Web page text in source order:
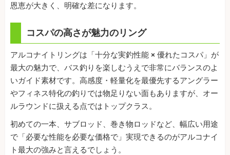
恩恵が大きく、明確な差になります。
コスパの高さが魅力のリング
アルコナイトリングは「十分な実釣性能 × 優れたコスパ」が
最大の魅力で、バス釣りを楽しむうえで非常にバランスのよ
いガイド素材です。高感度・軽量化を最優先するアングラー
やフィネス特化の釣りでは物足りない面もありますが、オー
ルラウンドに扱える点ではトップクラス。
初めての一本、サブロッド、巻き物ロッドなど、幅広い用途
で「必要な性能を必要な価格で」実現できるのがアルコナイ
ト最大の強みと言えるでしょう。